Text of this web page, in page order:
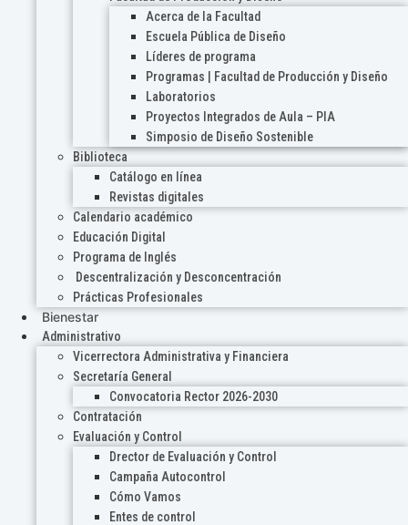
Acerca de la Facultad
Escuela Pública de Diseño
Líderes de programa
Programas | Facultad de Producción y Diseño
Laboratorios
Proyectos Integrados de Aula – PIA
Simposio de Diseño Sostenible
Biblioteca
Catálogo en línea
Revistas digitales
Calendario académico
Educación Digital
Programa de Inglés
Descentralización y Desconcentración
Prácticas Profesionales
Bienestar
Administrativo
Vicerrectora Administrativa y Financiera
Secretaría General
Convocatoria Rector 2026-2030
Contratación
Evaluación y Control
Drector de Evaluación y Control
Campaña Autocontrol
Cómo Vamos
Entes de control